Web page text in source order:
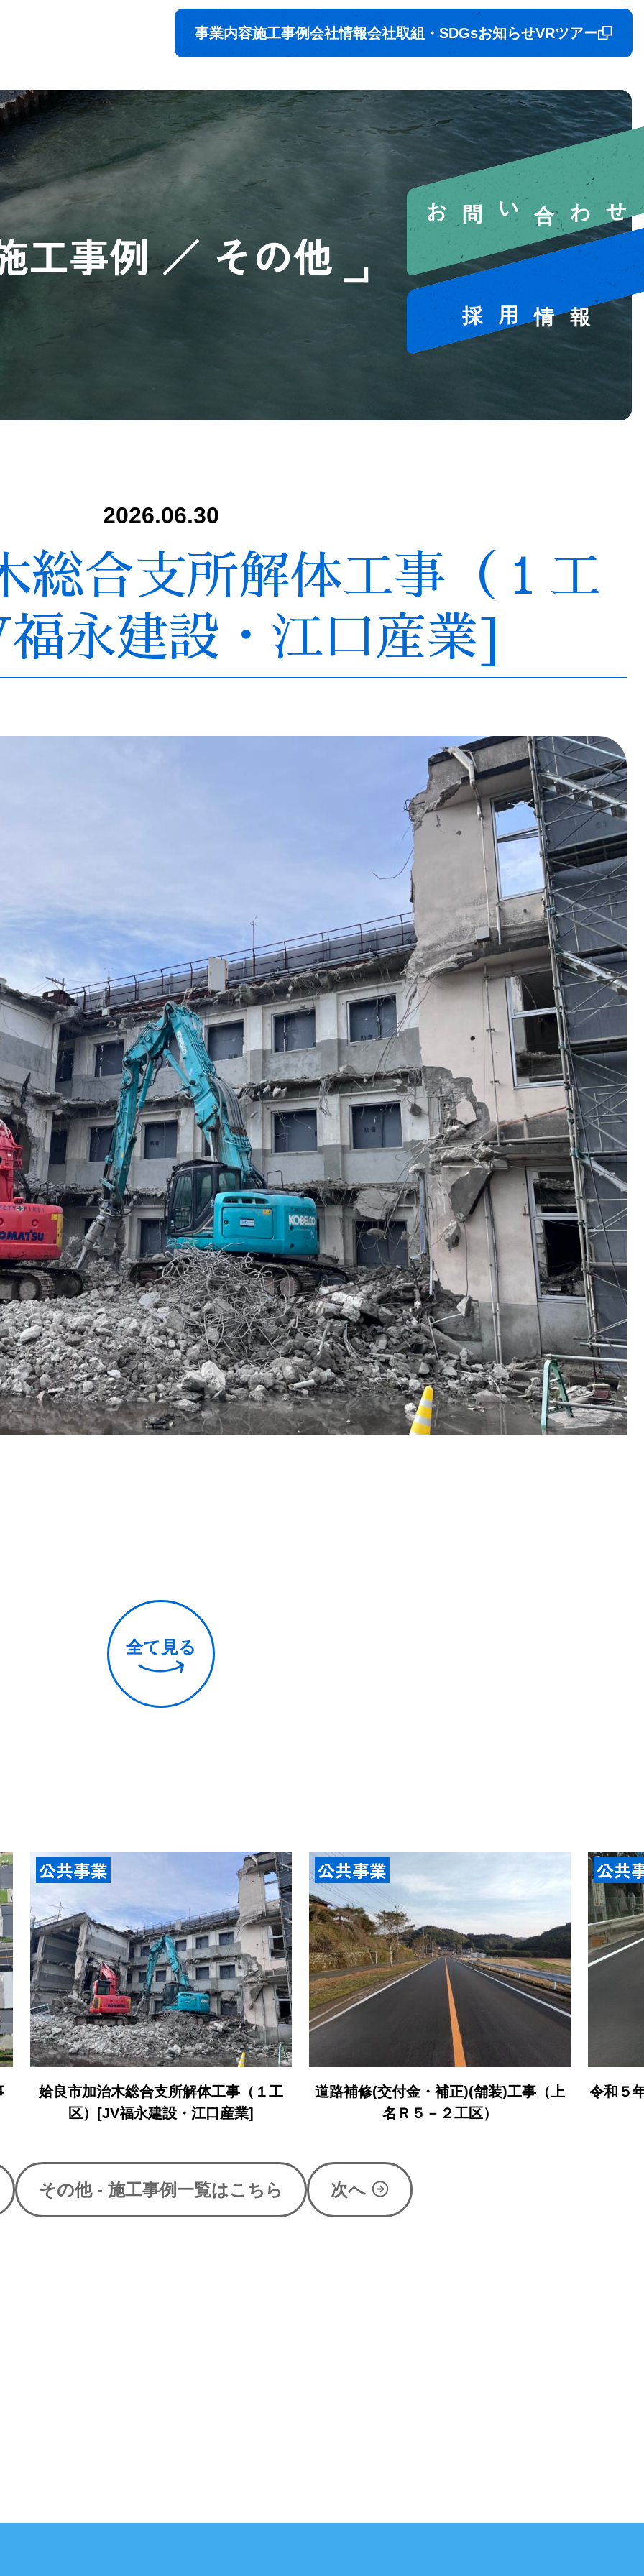
事業内容施工事例会社情報会社取組・SDGsお知らせVRツアー
お問い合わせ
工事例 ／ その他
2026.06.30
総合支所解体工事（１工
永建設・江口産業]
全て見る
公共事業
道路補修(交付金・補正)(舗装)工事（上
名Ｒ５－２工区）
公共事業
令和５年度加治木維持管内舗装修繕外工
事
公共
市道
その他- 施工事例一覧はこちら 次へ